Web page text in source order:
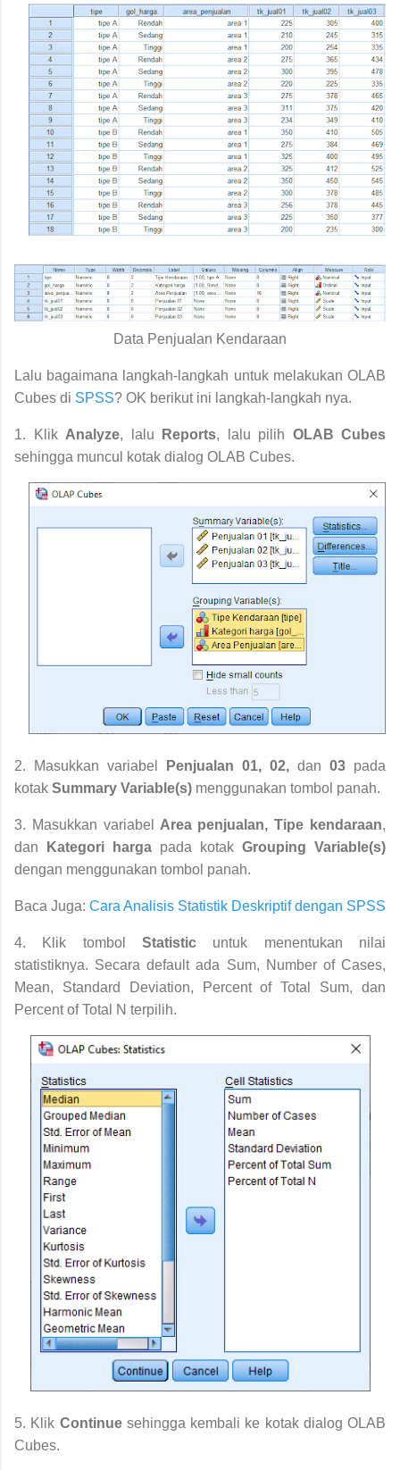
Data Penjualan Kendaraan
Lalu bagaimana langkah-langkah untuk melakukan OLAB
Cubes di SPSS? OK berikut ini langkah-langkah nya.
1. Klik Analyze, lalu Reports, lalu pilih OLAB Cubes
sehingga muncul kotak dialog OLAB Cubes.
2. Masukkan variabel Penjualan 01, 02, dan 03 pada
kotak Summary Variable(s) menggunakan tombol panah.
3. Masukkan variabel Area penjualan, Tipe kendaraan,
dan
Kategori harga pada kotak Grouping Variable(s)
dengan menggunakan tombol panah.
Baca Juga: Cara Analisis Statistik Deskriptif dengan SPSS
4. Klik tombol Statistic untuk menentukan nilai
statistiknya. Secara default ada Sum, Number of Cases,
Mean, Standard Deviation, Percent of Total Sum, dan
Percent of Total N terpilih.
5. Klik Continue sehingga kembali ke kotak dialog OLAB
Cubes.